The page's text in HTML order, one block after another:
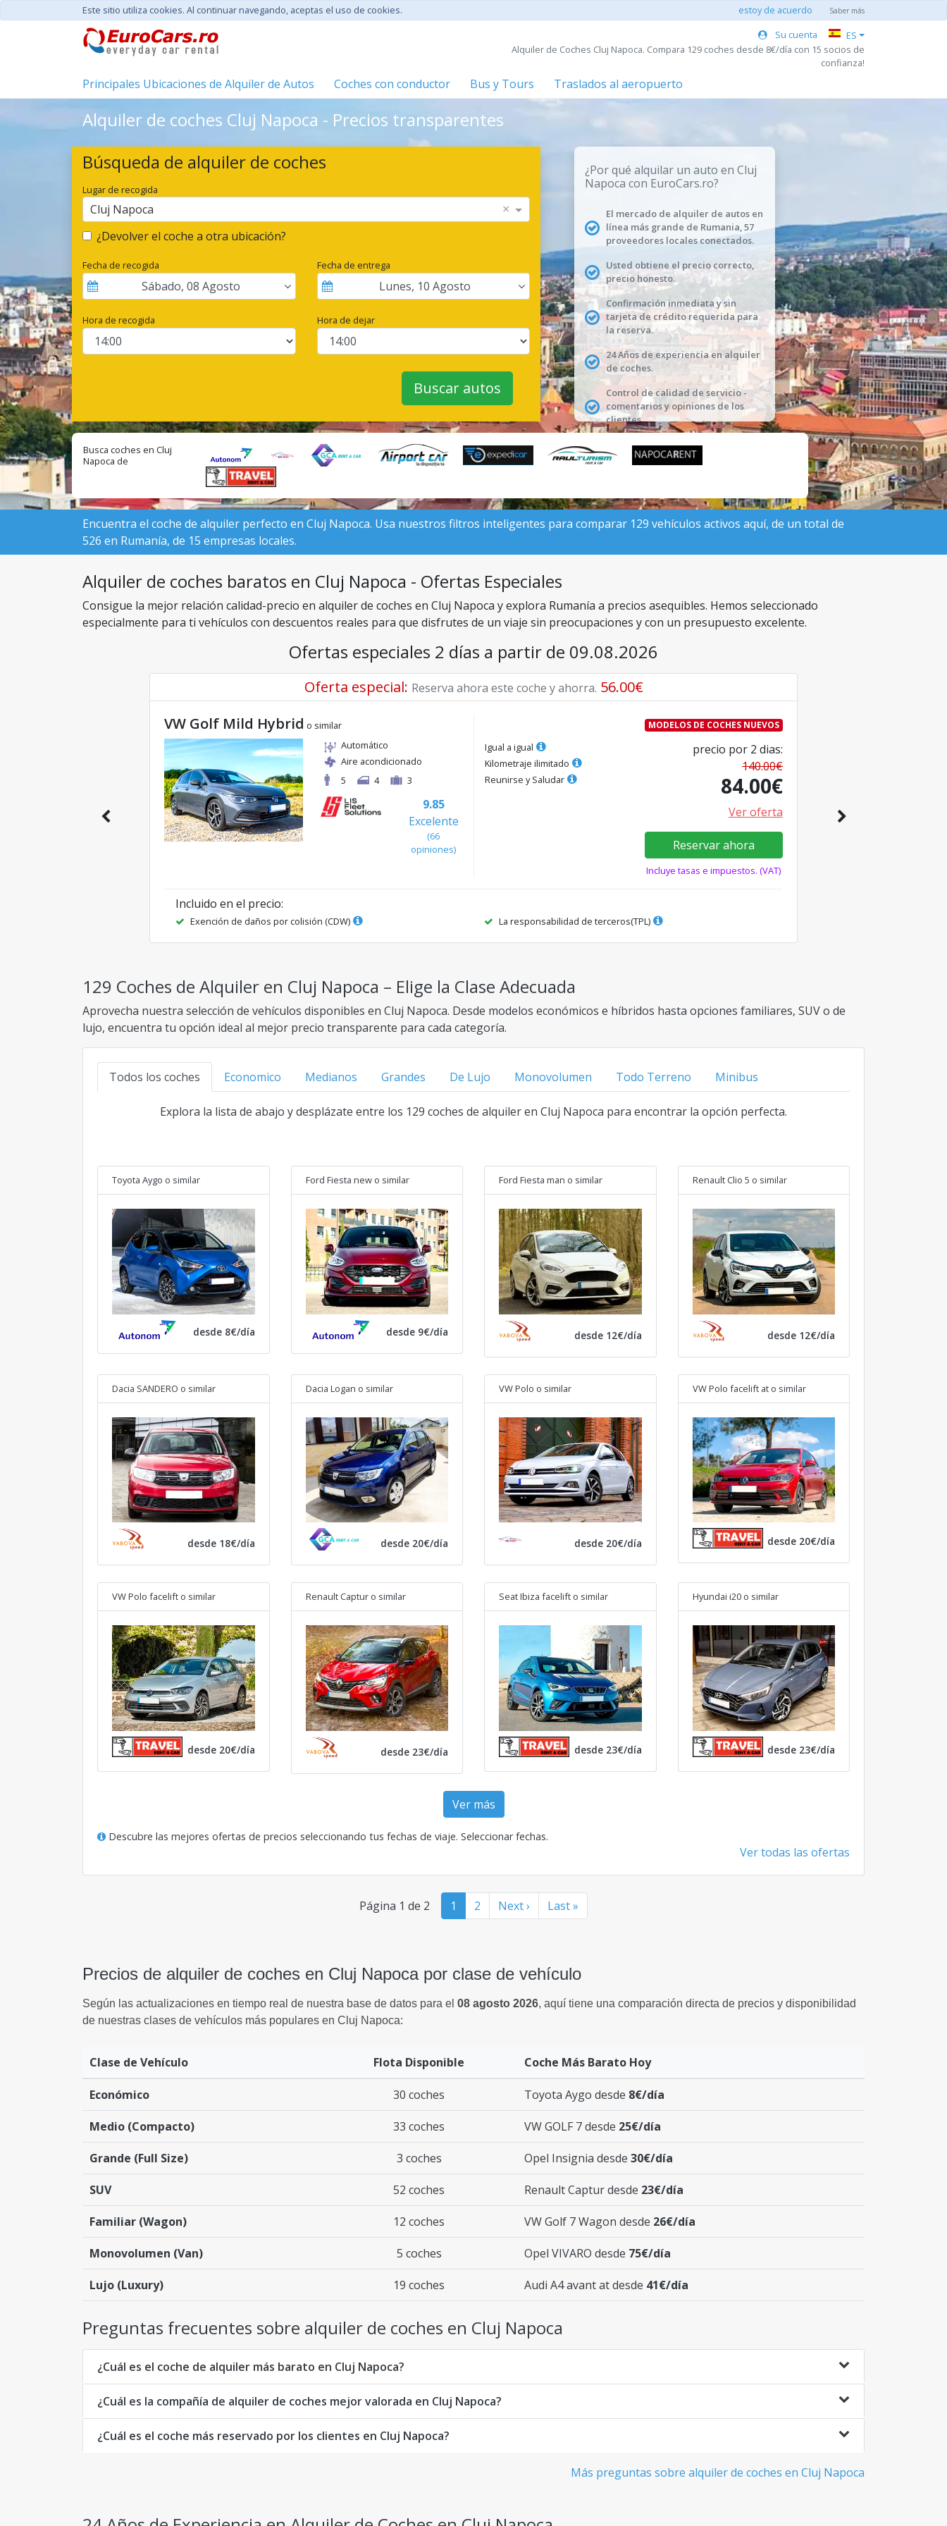
Este sitio utiliza cookies. Al continuar navegando, aceptas el uso de cookies. estoy de acuerdo Saber más
Su cuenta
ES
Alquiler de Coches Cluj Napoca. Compara 129 coches desde 8€/día con 15 socios de
confianza!
Principales Ubicaciones de Alquiler de Autos Coches con conductor Bus y Tours Traslados al aeropuerto
Alquiler de coches Cluj Napoca - Precios transparentes
Búsqueda de alquiler de coches
Lugar de recogida
Cluj Napoca ×
¿Devolver el coche a otra ubicación?
Fecha de recogida
Sábado, 08 Agosto
Fecha de entrega
Lunes, 10 Agosto
Hora de recogida Hora de dejar
Buscar autos
¿Por qué alquilar un auto en Cluj
Napoca con EuroCars.ro?
El mercado de alquiler de autos en
línea más grande de Rumania, 57
proveedores locales conectados.
Usted obtiene el precio correcto,
precio honesto.
Confirmación inmediata y sin
tarjeta de crédito requerida para
la reserva.
24 Años de experiencia en alquiler
de coches.
Control de calidad de servicio -
comentarios y opiniones de los
clientes.
Busca coches en Cluj
Napoca de
Encuentra el coche de alquiler perfecto en Cluj Napoca. Usa nuestros filtros inteligentes para comparar 129 vehículos activos aquí, de un total de
526 en Rumanía, de 15 empresas locales.
Alquiler de coches baratos en Cluj Napoca - Ofertas Especiales
Consigue la mejor relación calidad-precio en alquiler de coches en Cluj Napoca y explora Rumanía a precios asequibles. Hemos seleccionado
especialmente para ti vehículos con descuentos reales para que disfrutes de un viaje sin preocupaciones y con un presupuesto excelente.
Ofertas especiales 2 días a partir de 09.08.2026
Oferta especial: Reserva ahora este coche y ahorra. 56.00€
VW Golf Mild Hybrid o similar
Automático
Aire acondicionado
5
4 3
9.85
Excelente
(66
opiniones)
MODELOS DE COCHES NUEVOS
Igual a igual
Kilometraje ilimitado
Reunirse y Saludar
precio por 2 dias:
140.00€
84.00€
Ver oferta
Reservar ahora
Incluye tasas e impuestos. (VAT)
Incluido en el precio:
Exención de daños por colisión (CDW) La responsabilidad de terceros(TPL)
129 Coches de Alquiler en Cluj Napoca – Elige la Clase Adecuada
Aprovecha nuestra selección de vehículos disponibles en Cluj Napoca. Desde modelos económicos e híbridos hasta opciones familiares, SUV o de
lujo, encuentra tu opción ideal al mejor precio transparente para cada categoría.
Todos los coches Economico Medianos Grandes De Lujo Monovolumen Todo Terreno Minibus
Explora la lista de abajo y desplázate entre los 129 coches de alquiler en Cluj Napoca para encontrar la opción perfecta.
Toyota Aygo o similar
desde 8€/día
Ford Fiesta new o similar
desde 9€/día
Ford Fiesta man o similar
desde 12€/día
Renault Clio 5 o similar
desde 12€/día
Dacia SANDERO o similar
desde 18€/día
Dacia Logan o similar
desde 20€/día
VW Polo o similar
desde 20€/día
VW Polo facelift at o similar
desde 20€/día
VW Polo facelift o similar
desde 20€/día
Renault Captur o similar
desde 23€/día
Seat Ibiza facelift o similar
desde 23€/día
Hyundai i20 o similar
desde 23€/día
Ver más
Descubre las mejores ofertas de precios seleccionando tus fechas de viaje. Seleccionar fechas.
Ver todas las ofertas
Página 1 de 2 1 2 Next › Last »
Precios de alquiler de coches en Cluj Napoca por clase de vehículo
Según las actualizaciones en tiempo real de nuestra base de datos para el 08 agosto 2026, aquí tiene una comparación directa de precios y disponibilidad
de nuestras clases de vehículos más populares en Cluj Napoca:
Clase de Vehículo Flota Disponible Coche Más Barato Hoy
Económico 30 coches Toyota Aygo desde 8€/día
Medio (Compacto) 33 coches VW GOLF 7 desde 25€/día
Grande (Full Size) 3 coches Opel Insignia desde 30€/día
SUV 52 coches Renault Captur desde 23€/día
Familiar (Wagon) 12 coches VW Golf 7 Wagon desde 26€/día
Monovolumen (Van) 5 coches Opel VIVARO desde 75€/día
Lujo (Luxury) 19 coches Audi A4 avant at desde 41€/día
Preguntas frecuentes sobre alquiler de coches en Cluj Napoca
¿Cuál es el coche de alquiler más barato en Cluj Napoca?
¿Cuál es la compañía de alquiler de coches mejor valorada en Cluj Napoca?
¿Cuál es el coche más reservado por los clientes en Cluj Napoca?
Más preguntas sobre alquiler de coches en Cluj Napoca